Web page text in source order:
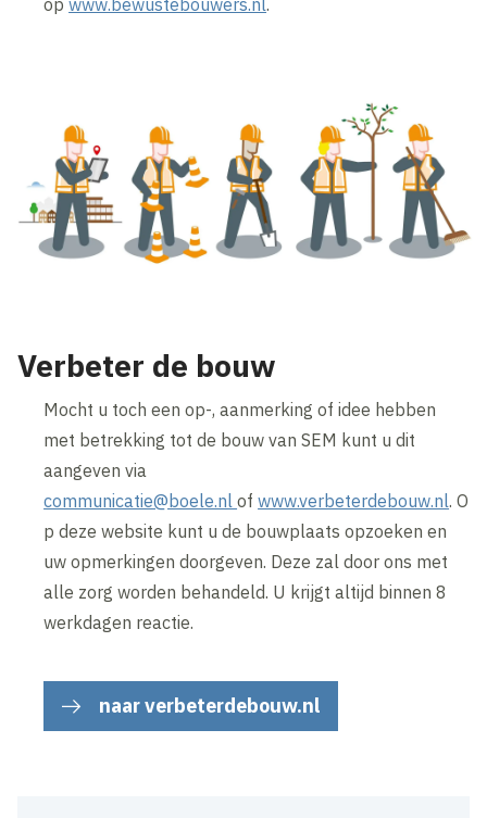
opwww.bewustebouwers.nl.
Verbeter de bouw
Mocht u toch een op-, aanmerking of idee hebben
met betrekking tot de bouw van SEM kunt u dit
aangeven via
communicatie@boele.nlofwww.verbeterdebouw.nl. O
p deze website kunt u de bouwplaats opzoeken en
uw opmerkingen doorgeven. Deze zal door ons met
alle zorg worden behandeld. U krijgt altijd binnen 8
werkdagen reactie.
naar verbeterdebouw.nl